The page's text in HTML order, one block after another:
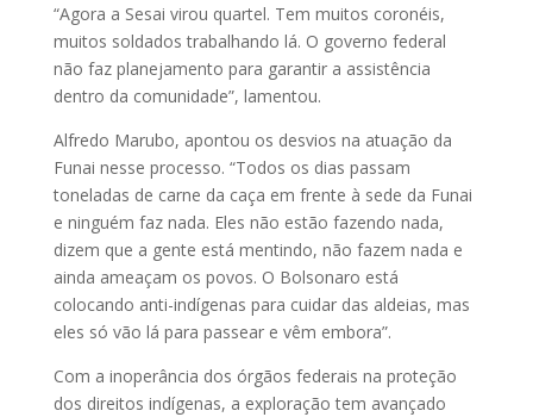
“Agora a Sesai virou quartel. Tem muitos coronéis,
muitos soldados trabalhando lá. O governo federal
não faz planejamento para garantir a assistência
dentro da comunidade”, lamentou.
Alfredo Marubo, apontou os desvios na atuação da
Funai nesse processo. “Todos os dias passam
toneladas de carne da caça em frente à sede da Funai
e ninguém faz nada. Eles não estão fazendo nada,
dizem que a gente está mentindo, não fazem nada e
ainda ameaçam os povos. O Bolsonaro está
colocando anti-indígenas para cuidar das aldeias, mas
eles só vão lá para passear e vêm embora”.
Com a inoperância dos órgãos federais na proteção
dos direitos indígenas, a exploração tem avançado